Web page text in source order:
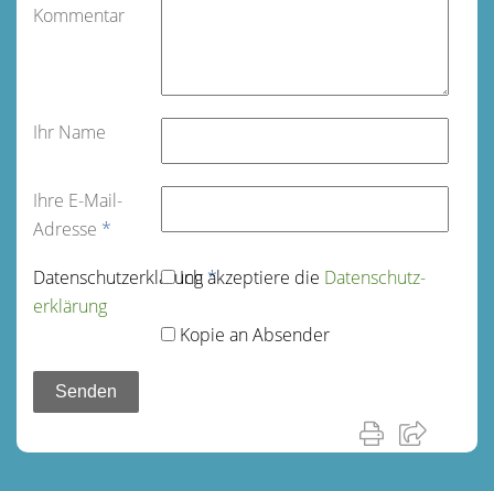
Kommentar
Ihr Name
Ihre E-Mail-
Adresse *
Datenschutz­erklärung*
Ich akzeptiere die Datenschutz­
erklärung
Kopie an Absender